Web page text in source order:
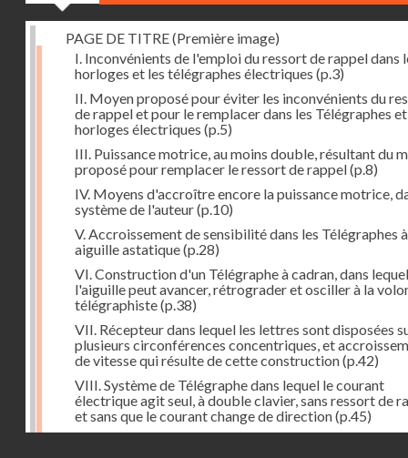
PAGE DE TITRE (Première image)
I. Inconvénients de l'emploi du ressort de rappel dans
horloges et les télégraphes électriques (p.3)
II. Moyen proposé pour éviter les inconvénients du
de rappel et pour le remplacer dans les Télégraphes
horloges électriques (p.5)
III. Puissance motrice, au moins double, résultant du
proposé pour remplacer le ressort de rappel(p.8)
IV. Moyens d'accroître encore la puissance motrice,
système de l'auteur(p.10)
V. Accroissement de sensibilité dans les Télégraphes à
aiguille astatique(p.28)
VI. Construction d'un Télégraphe à cadran, dans lequel
l'aiguille peut avancer, rétrograder et osciller à la
télégraphiste(p.38)
VII. Récepteur dans lequel les lettres sont disposées
plusieurs circonférences concentriques, et
de vitesse qui résulte de cette construction(p.42)
VIII. Système de Télégraphe dans lequel le courant
électrique agit seul, à double clavier, sans ressort de
et sans que le courant change de direction(p.45)